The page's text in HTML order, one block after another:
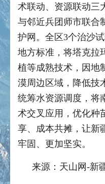
术联动、资源联动三
与邻近兵团师市联合
护网。全区3个治沙
地方标准，将塔克拉
植等成熟技术，因地
漠周边区域，降低技
统筹水资源调度，将
术交叉应用，优化种
享、成本共摊，让新
牢固、更加坚实。
来源：天山网-新